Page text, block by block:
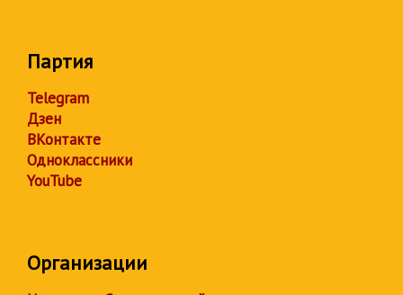
Партия
Telegram
Дзен
ВКонтакте
Одноклассники
YouTube
Организации